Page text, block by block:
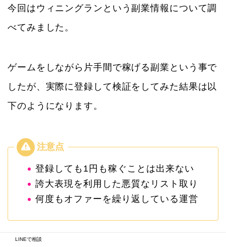
今回はウィニングランという副業情報について調
べてみました。
ゲームをしながら片手間で稼げる副業という事で
したが、実際に登録して検証をしてみた結果は以
下のようになります。
登録しても1円も稼ぐことは出来ない
誇大表現を利用した悪質なリスト取り
何度もオファーを繰り返している運営
LINEで相談